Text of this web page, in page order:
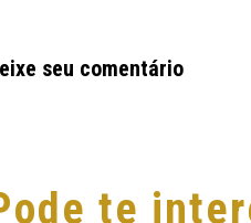
seu comentário
te